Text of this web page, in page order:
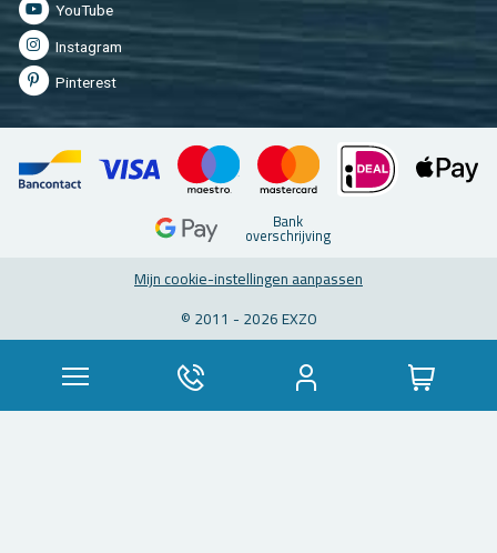
You­Tu­be
In­st­agram
Pin­te­rest
Bank
over­schrij­ving
Mijn coo­kie-in­stel­lin­gen aan­pas­sen
© 2011 - 2026 EXZO